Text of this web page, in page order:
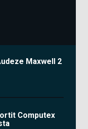
Maxwell 2
Computex